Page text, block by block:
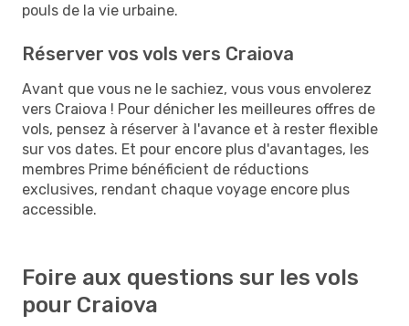
pouls de la vie urbaine.
Réserver vos vols vers Craiova
Avant que vous ne le sachiez, vous vous envolerez
vers Craiova ! Pour dénicher les meilleures offres de
vols, pensez à réserver à l'avance et à rester flexible
sur vos dates. Et pour encore plus d'avantages, les
membres Prime bénéficient de réductions
exclusives, rendant chaque voyage encore plus
accessible.
Foire aux questions sur les vols
pour Craiova